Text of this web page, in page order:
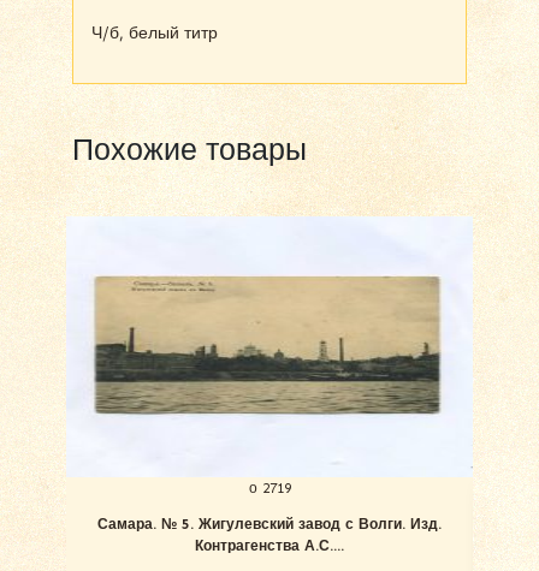
Ч/б, белый титр
Похожие товары
о 2719
Самара. № 5. Жигулевский завод с Волги. Изд.
Контрагенства А.С....